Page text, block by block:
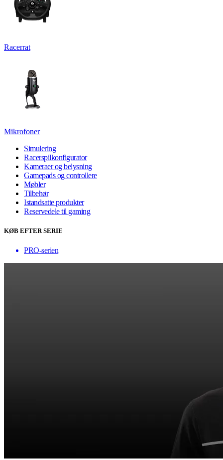
Racerrat
Mikrofoner
Simulering
Racerspilkonfigurator
Kameraer og belysning
Gamepads og controllere
Møbler
Tilbehør
Istandsatte produkter
Reservedele til gaming
KØB EFTER SERIE
PRO-serien